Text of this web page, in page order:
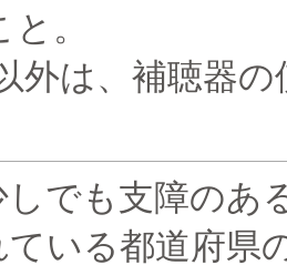
。
外は、補聴器
でも支障のあ
ている都道府県